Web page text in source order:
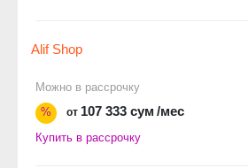
Alif Shop
Можно в рассрочку
%
от 107 333 сум /мес
Купить в рассрочку